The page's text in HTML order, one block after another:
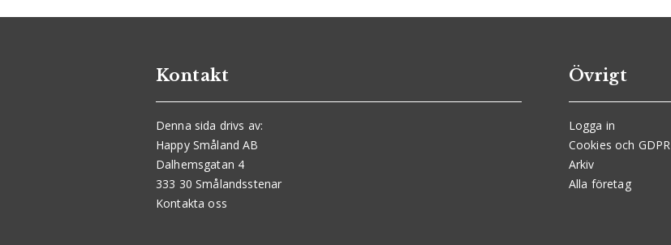
Kontakt
Denna sida drivs av:
Happy Småland AB
Dalhemsgatan 4
333 30 Smålandsstenar
Kontakta oss
Övrigt
Logga in
Cookies och GDPR
Arkiv
Alla företag